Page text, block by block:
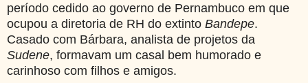
período cedido ao governo de Pernambuco em que
ocupou a diretoria de RH do extinto Bandepe.
Casado com Bárbara, analista de projetos da
Sudene, formavam um casal bem humorado e
carinhoso com filhos e amigos.